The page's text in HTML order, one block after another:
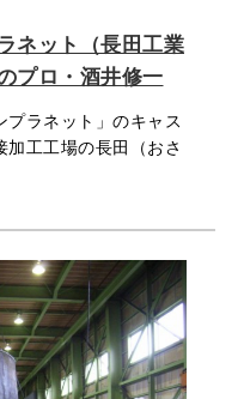
ネット（長田工業
プロ・酒井修一
ラネット」のキャス
加工工場の長田（おさ